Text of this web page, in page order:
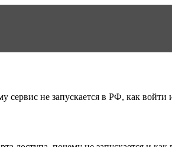
сервис не запускается в РФ, как